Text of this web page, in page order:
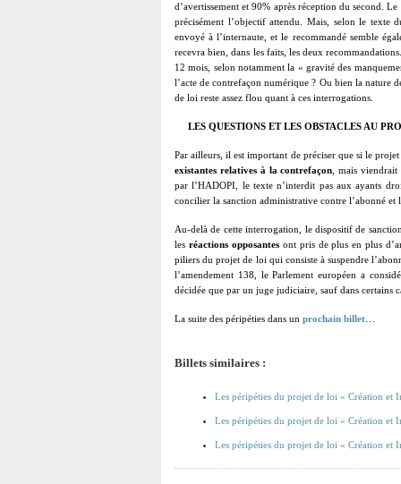
d’avertissement et 90% après réception du second .Le
précisément l’objectif attendu. Mais, selon le texte
envoyé à l’internaute, et le recommandé semble
recevra bien, dans les faits, les deux
12 mois, selon notamment la « gravité des
l’acte de contrefaçon numérique ? Ou bien la nature
de loi reste assez flou quant à ces interrogations.
LES QUESTIONS ET LES OBSTACLES AU
Par ailleurs, il est important de préciser que si le
existantes relatives à la contrefaçon , mais
par l’HADOPI, le texte n’interdit pas aux ayants
concilier la sanction administrative contre l’abonné
Au-delà de cette interrogation, le dispositif de
les réactions opposantesont pris de plus en plus
piliers du projet de loi qui consiste à suspendre
l’amendement 138, le Parlement européen a
décidée que par un juge judiciaire, sauf dans certains
La suite des péripéties dans un prochain billet
Billets similaires :
Les péripéties du projet de loi « Création et
Les péripéties du projet de loi « Création et
Les péripéties du projet de loi « Création et